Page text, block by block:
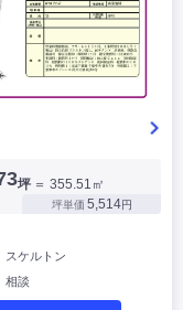
坪 ＝ 355.51㎡
坪単価 5,514円
スケルトン
相談